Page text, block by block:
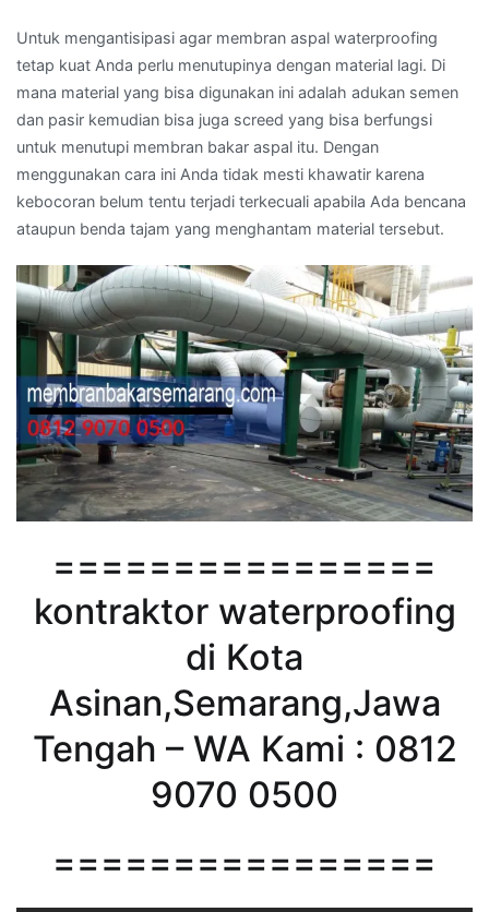
Untuk mengantisipasi agar membran aspal waterproofing
tetap kuat Anda perlu menutupinya dengan material lagi. Di
mana material yang bisa digunakan ini adalah adukan semen
dan pasir kemudian bisa juga screed yang bisa berfungsi
untuk menutupi membran bakar aspal itu. Dengan
menggunakan cara ini Anda tidak mesti khawatir karena
kebocoran belum tentu terjadi terkecuali apabila Ada bencana
ataupun benda tajam yang menghantam material tersebut.
================
kontraktor waterproofing
di Kota
Asinan,Semarang,Jawa
Tengah – WA Kami : 0812
9070 0500
================